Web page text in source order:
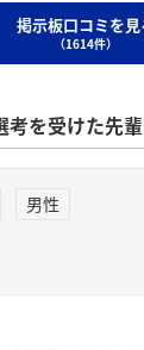
掲示板口コミを見
（1614件）
考を受けた先
男性